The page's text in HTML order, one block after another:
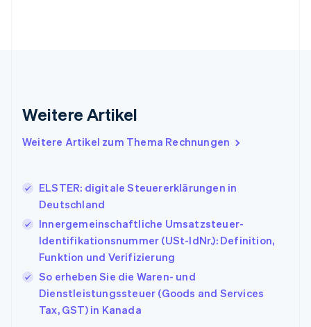
Weitere Artikel
Weitere Artikel zum Thema Rechnungen
ELSTER: digitale Steuererklärungen in
Deutschland
Innergemeinschaftliche Umsatzsteuer-
Identifikationsnummer (USt-IdNr.): Definition,
Funktion und Verifizierung
So erheben Sie die Waren- und
Dienstleistungssteuer (Goods and Services
Tax, GST) in Kanada
Griechenland
English
Italien
ItalianoEnglish
Japan
Kanada
EnglishFrançais
Kroatien
English Italiano
Lettland